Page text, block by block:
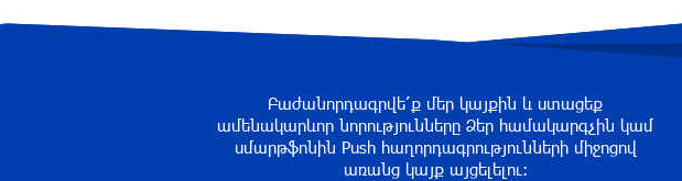
Բաժանորդագրվե՛ք մեր կայքին և ստացեք
ամենակարևոր նորությունները Ձեր համակարգչին կամ
սմարթֆոնին Push հաղորդագրությունների միջոցով
առանց կայք այցելելու։